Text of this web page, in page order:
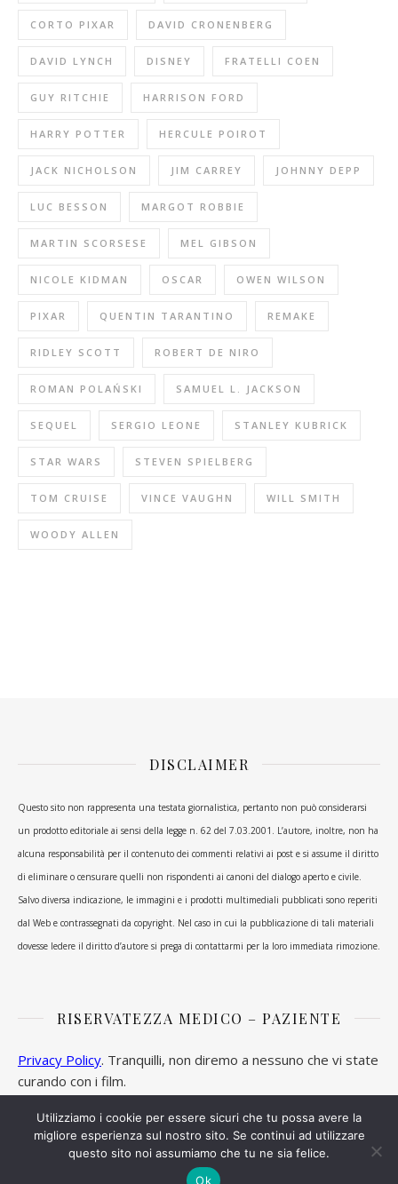
CORTO PIXAR DAVID CRONENBERG
DAVID LYNCH DISNEY FRATELLI COEN
GUY RITCHIE HARRISON FORD
HARRY POTTER HERCULE POIROT
JACK NICHOLSON JIM CARREY JOHNNY DEPP
LUC BESSON MARGOT ROBBIE
MARTIN SCORSESE MEL GIBSON
NICOLE KIDMAN OSCAR OWEN WILSON
PIXAR QUENTIN TARANTINO REMAKE
RIDLEY SCOTT ROBERT DE NIRO
ROMAN POLAŃSKI SAMUEL L. JACKSON
SEQUEL SERGIO LEONE STANLEY KUBRICK
STAR WARS STEVEN SPIELBERG
TOM CRUISE VINCE VAUGHN WILL SMITH
WOODY ALLEN
DISCLAIMER
Questo sito non rappresenta una testata giornalistica, pertanto non può considerarsi
un prodotto editoriale ai sensi della legge n. 62 del 7.03.2001. L’autore, inoltre, non ha
alcuna responsabilità per il contenuto dei commenti relativi ai post e si assume il diritto
di eliminare o censurare quelli non rispondenti ai canoni del dialogo aperto e civile.
Salvo diversa indicazione, le immagini e i prodotti multimediali pubblicati sono reperiti
dal Web e contrassegnati da copyright. Nel caso in cui la pubblicazione di tali materiali
dovesse ledere il diritto d’autore si prega di contattarmi per la loro immediata rimozione.
RISERVATEZZA MEDICO – PAZIENTE
Privacy Policy. Tranquilli, non diremo a nessuno che vi state
curando con i film.
Ashe Tema di WP Royal
Utilizziamo i cookie per essere sicuri che tu possa avere la
migliore esperienza sul nostro sito. Se continui ad utilizzare
questo sito noi assumiamo che tu ne sia felice.
Ok